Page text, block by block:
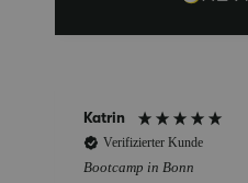
Martin
Verifizierter Kunde
Bootcamp in Bonn